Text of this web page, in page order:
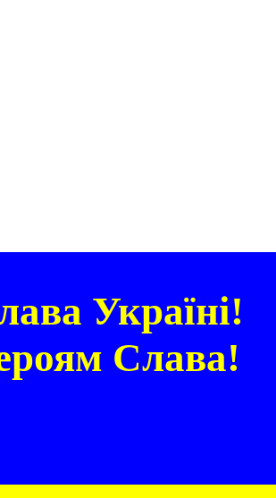
Україні!
Слава!